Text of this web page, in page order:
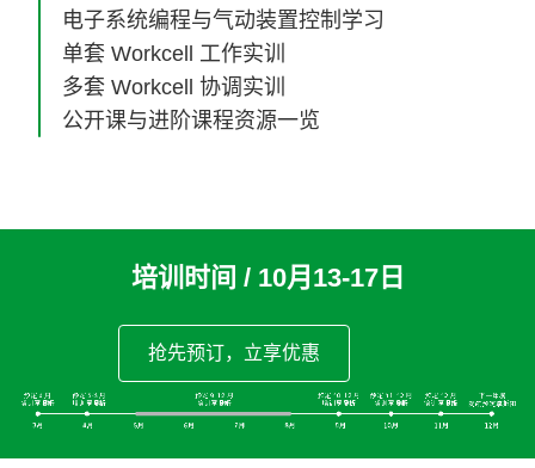
电子系统编程与气动装置控制学习
单套 Workcell 工作实训
多套 Workcell 协调实训
公开课与进阶课程资源一览
培训时间 / 10月13-17日
抢先预订，立享优惠